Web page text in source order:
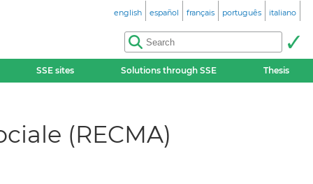
english español français português italiano
SSE sites Solutions through SSE Thesis
(RECMA)